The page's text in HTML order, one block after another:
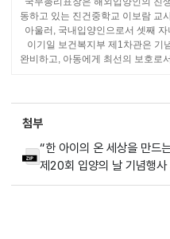
동하고 있는 진건중학교 이보람 교
아울러, 국내입양인으로서 셋째
이기일 보건복지부 제1차관은 기
완비하고, 아동에게 최선의 보호로
첨부
“한 아이의 온 세상을 만드
제20회 입양의 날 기념행